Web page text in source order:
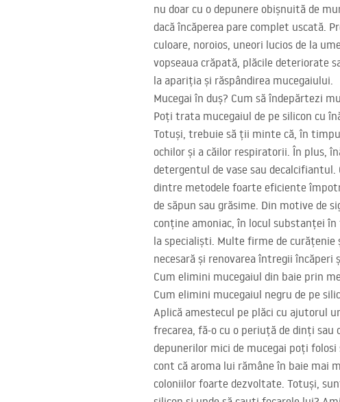
nu doar cu o depunere obișnuită de
dacă încăperea pare complet uscată.
culoare, noroios, uneori lucios de la
vopseaua crăpată, plăcile deteriorate
la apariția și răspândirea mucegaiului.
Mucegai în duș? Cum să îndepărtezi
Poți trata mucegaiul de pe silicon cu
Totuși, trebuie să ții minte că, în
ochilor și a căilor respiratorii. În plus,
detergentul de vase sau
dintre metodele foarte eficiente
de săpun sau grăsime. Din motive de
conține amoniac, în locul substanței
la specialiști. Multe firme de
necesară și renovarea întregii
Cum elimini mucegaiul din baie prin
Cum elimini mucegaiul negru de pe
Aplică amestecul pe plăci cu ajutorul
frecarea, fă-o cu o periuță de dinți sau
depunerilor mici de mucegai poți
cont că aroma lui rămâne în baie mai
coloniilor foarte dezvoltate. Totuși,